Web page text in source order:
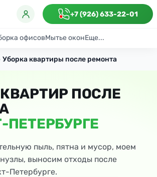
+7 (926) 633-22-01
офисовМытье оконЕще...
После ремонта
Уборка квартиры после ремонта
ПОСЛЕ
ПЕТЕРБУРГЕ
пыль, пятна и мусор, моем
выносим отходы после
Петербурге.